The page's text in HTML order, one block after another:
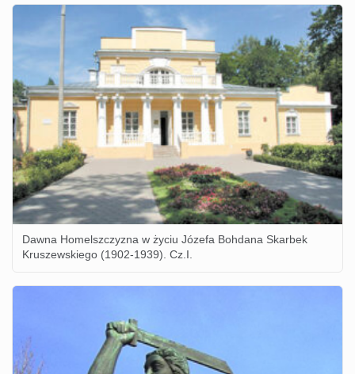
Dawna Homelszczyzna w życiu Józefa Bohdana Skarbek
Kruszewskiego (1902-1939). Cz.I.